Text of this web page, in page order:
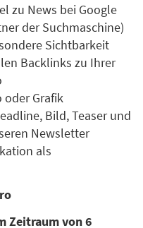
zu News bei Google
der Suchmaschine)
Sichtbarkeit
Backlinks zu Ihrer
Grafik
Bild, Teaser und
Newsletter
als
Zeitraum von 6